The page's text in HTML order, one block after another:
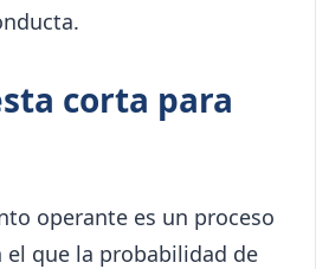
corta para
operante es un proceso
el que la probabilidad de